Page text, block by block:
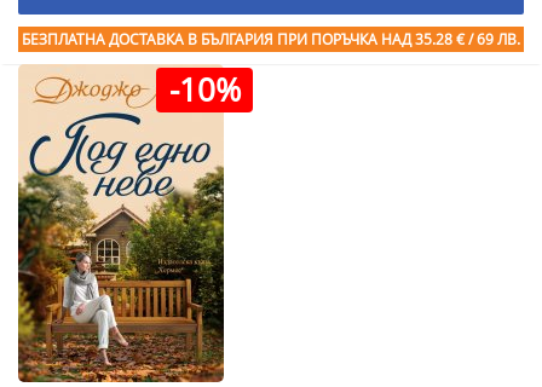
БЕЗПЛАТНА ДОСТАВКА В БЪЛГАРИЯ ПРИ ПОРЪЧКА НАД 35.28 € / 69 ЛВ.
-10%